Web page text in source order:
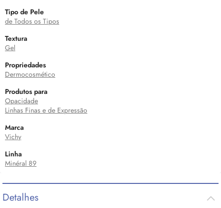
Tipo de Pele
de Todos os Tipos
Textura
Gel
Propriedades
Dermocosmético
Produtos para
Opacidade
Linhas Finas e de Expressão
Marca
Vichy
Linha
Minéral 89
Detalhes